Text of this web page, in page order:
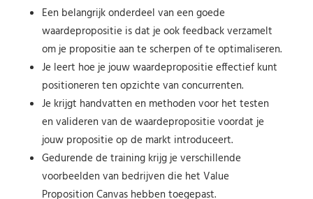
Een belangrijk onderdeel van een goede
waardepropositie is dat je ook feedback verzamelt
om je propositie aan te scherpen of te optimaliseren.
Je leert hoe je jouw waardepropositie effectief kunt
positioneren ten opzichte van concurrenten.
Je krijgt handvatten en methoden voor het testen
en valideren van de waardepropositie voordat je
jouw propositie op de markt introduceert.
Gedurende de training krijg je verschillende
voorbeelden van bedrijven die het Value
Proposition Canvas hebben toegepast.